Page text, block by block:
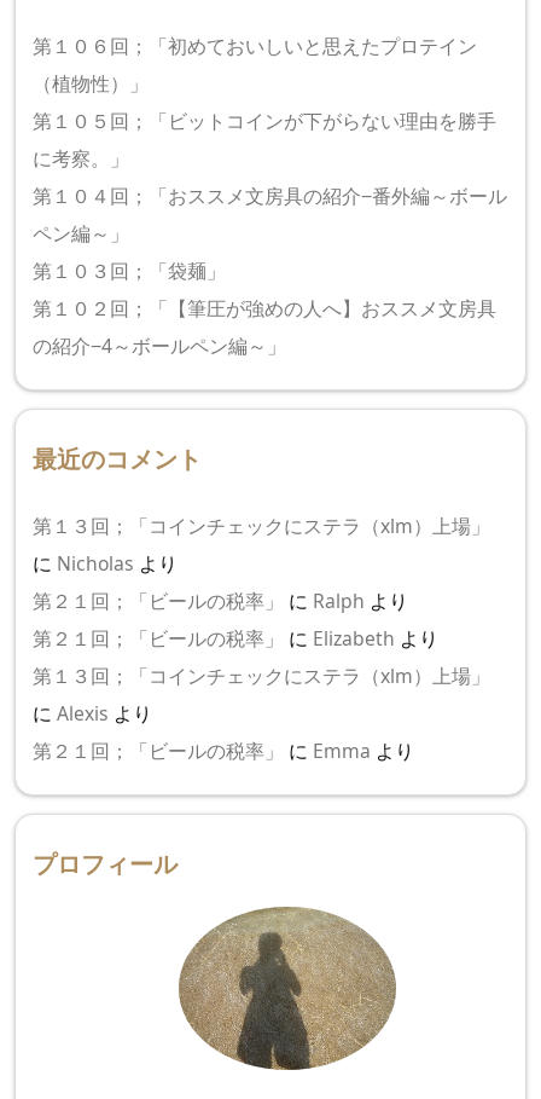
第１０６回；「初めておいしいと思えたプロテイン
（植物性）」
第１０５回；「ビットコインが下がらない理由を勝手
に考察。」
第１０４回；「おススメ文房具の紹介−番外編～ボール
ペン編～」
第１０３回；「袋麺」
第１０２回；「【筆圧が強めの人へ】おススメ文房具
の紹介−4～ボールペン編～」
最近のコメント
第１３回；「コインチェックにステラ（xlm）上場」
に Nicholas より
第２１回；「ビールの税率」
に Ralph より
第２１回；「ビールの税率」
に Elizabeth より
第１３回；「コインチェックにステラ（xlm）上場」
にAlexis より
第２１回；「ビールの税率」
に Emma より
プロフィール